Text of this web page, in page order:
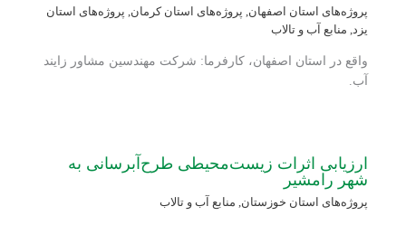
پروژه‌های استان اصفهان, پروژه‌های استان کرمان, پروژه‌های استان
یزد, منابع آب و تالاب
واقع در استان اصفهان، کارفرما: شرکت مهندسین مشاور زایند
آب.
ارزیابی اثرات زیست‌محیطی طرح‌آبرسانی به
شهر رامشیر
پروژه‌های استان خوزستان, منابع آب و تالاب